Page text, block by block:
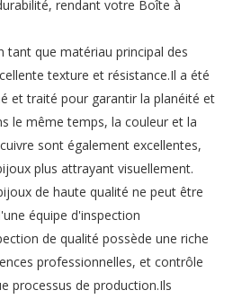
rendant votre Boîte à
tant que matériau principal des
texture et résistance.Il a été
et traité pour garantir la planéité et
le même temps, la couleur et la
sont également excellentes,
plus attrayant visuellement.
de haute qualité ne peut être
équipe d'inspection
de qualité possède une riche
professionnelles, et contrôle
processus de production.Ils